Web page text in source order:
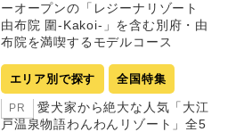
ーオープンの「レジーナリゾート
由布院 圍-Kakoi-」を含む別府・由
布院を満喫するモデルコース
エリア別で探す 全国特集
PR
愛犬家から絶大な人気「大江
戸温泉物語わんわんリゾート」全5